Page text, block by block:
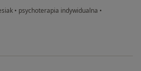
• psychoterapia indywidualna •